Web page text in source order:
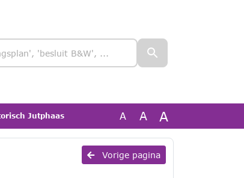
Jutphaas A A A
Vorige pagina